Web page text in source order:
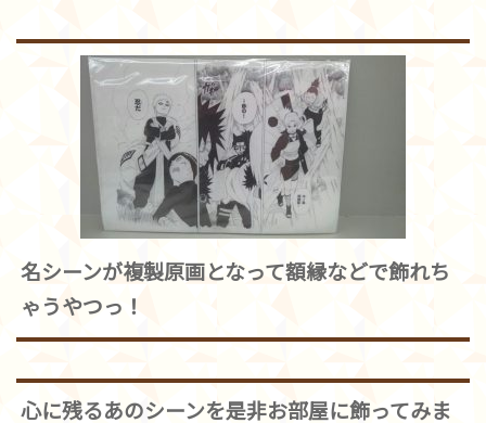
名シーンが複製原画となって額縁などで飾れち
ゃうやつっ！
心に残るあのシーンを是非お部屋に飾ってみま